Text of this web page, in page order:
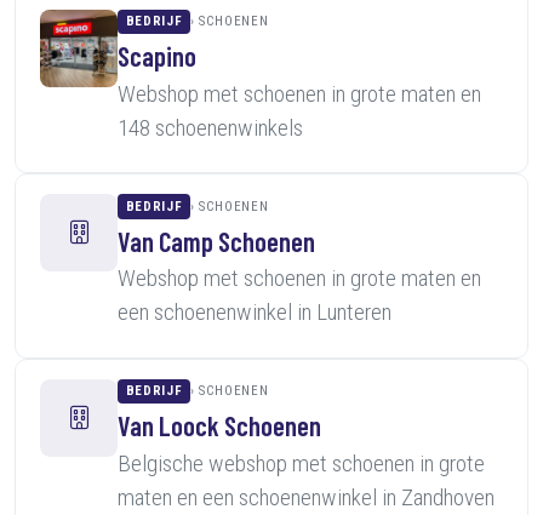
BEDRIJF SCHOENEN
Scapino
Webshop met schoenen in grote maten en
148 schoenenwinkels
BEDRIJF SCHOENEN
Van Camp Schoenen
Webshop met schoenen in grote maten en
een schoenenwinkel in Lunteren
BEDRIJF SCHOENEN
Van Loock Schoenen
Belgische webshop met schoenen in grote
maten en een schoenenwinkel in Zandhoven